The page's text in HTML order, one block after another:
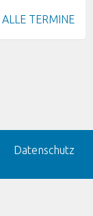
ALLE TERMINE
Datenschutz